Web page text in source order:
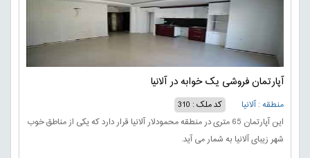
آپارتمان فروشی یک خوابه در آلانیا
منطقه : آلانیا
کد ملک : 310
این آپارتمان 65 متری در منطقه محمودلار آلانیا قرار دارد که یکی از مناطق خوب
شهر زیبای آلانیا به شمار می آید.